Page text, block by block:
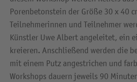
Porenbetonstein der Größe 30 x 40
Teilnehmerinnen und Teilnehmer
Künstler Uwe Albert angeleitet, ein
kreieren. Anschließend werden die
mit einem Putz angestrichen und
Workshops dauern jeweils 90